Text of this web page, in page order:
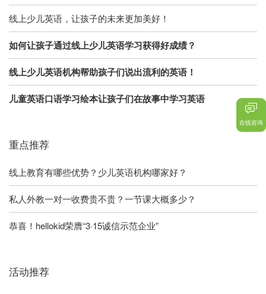
线上少儿英语，让孩子的未来更加美好！
如何让孩子通过线上少儿英语学习获得好成绩？
线上少儿英语机构帮助孩子们说出流利的英语！
儿童英语口语学习绘本让孩子们在故事中学习英语
重点推荐
线上教育有哪些优势？少儿英语机构哪家好？
私人外教一对一收费贵不贵？一节课大概多少？
恭喜！hellokid荣膺“3·15诚信示范企业”
活动推荐
在线咨询